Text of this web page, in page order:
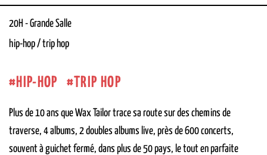
20H -Grande Salle
hip-hop / trip hop
HIP-HOP TRIP HOP
Plus de 10 ans que Wax Tailor trace sa route sur des chemins de
traverse, 4 albums, 2 doubles albums live, près de 600 concerts,
souvent à guichet fermé, dans plus de 50 pays, le tout en parfaite